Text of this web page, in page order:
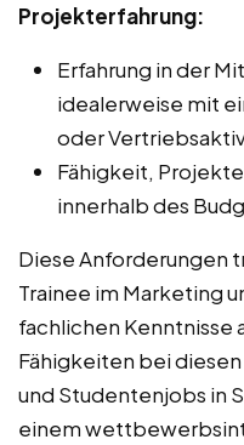
Projekterfahrung:
Erfahrung in der
idealerweise mit
oder
Fähigkeit,
innerhalb des
Diese Anforderungen
Trainee im Marketing
fachlichen Kenntnisse
Fähigkeiten bei
und Studentenjobs in
einem